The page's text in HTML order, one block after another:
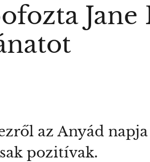
Jane
az Anyád
pozitívak.